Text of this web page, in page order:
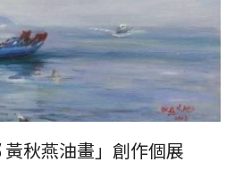
黃秋燕油畫」創作個展